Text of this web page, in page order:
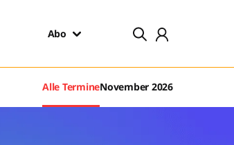
Abo
Alle TermineNovember 2026